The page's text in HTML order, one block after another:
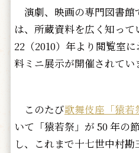
演劇、映画の専門図書館
は、所蔵資料を広く知っ
22（2010）年より閲覧室
料ミニ展示が開催されてい
このたび歌舞伎座「猿若
いて「猿若祭」が 50 年の
し、これまで十七世中村